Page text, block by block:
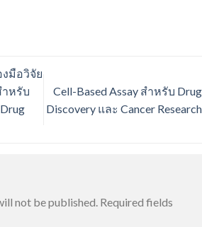
งมือวิจัย
หรับ
Cell-Based Assay สำหรับ Drug
Discovery และ Cancer Research
not be published. Required fields